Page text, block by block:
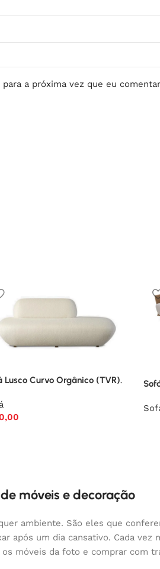
a próxima vez que eu
Lusco Curvo Orgânico (TVR).
móveis e decoração
ambiente. São eles que
após um dia cansativo. Cada
móveis da foto e comprar com